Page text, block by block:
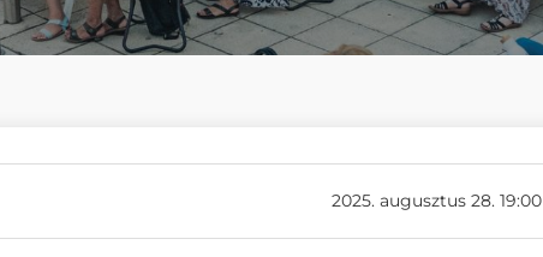
2025. augusztus 28. 19:00